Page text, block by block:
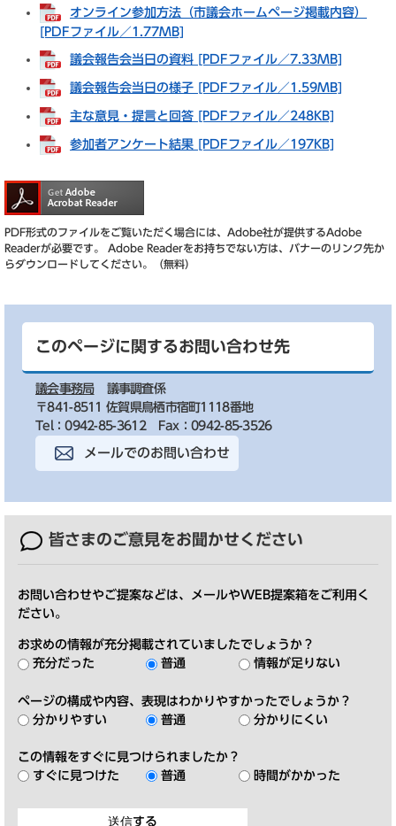
オンライン参加方法（市議会ホームページ掲載内容）
[PDFファイル／1.77MB]
議会報告会当日の資料 [PDFファイル／7.33MB]
議会報告会当日の様子 [PDFファイル／1.59MB]
主な意見・提言と回答 [PDFファイル／248KB]
参加者アンケート結果 [PDFファイル／197KB]
PDF形式のファイルをご覧いただく場合には、Adobe社が提供するAdobe
Readerが必要です。
Adobe Readerをお持ちでない方は、バナーのリンク先か
らダウンロードしてください。（無料）
このページに関するお問い合わせ先
議会事務局
議事調査係
〒841-8511 佐賀県鳥栖市宿町1118番地
Tel：0942-85-3612
Fax：0942-85-3526
メールでのお問い合わせ
皆さまのご意見をお聞かせください
お問い合わせやご提案などは、メールやWEB提案箱をご利用く
ださい。
お求めの情報が充分掲載されていましたでしょうか？
充分だった
普通 情報が足りない
ページの構成や内容、表現はわかりやすかったでしょうか？
分かりやすい
普通 分かりにくい
この情報をすぐに見つけられましたか？
すぐに見つけた
普通 時間がかかった